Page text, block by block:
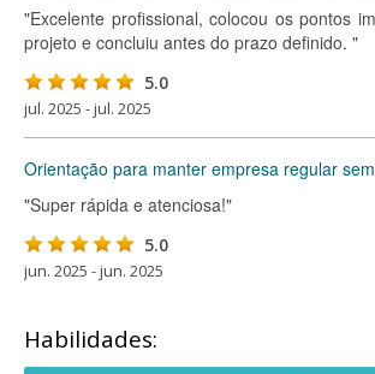
"Excelente profissional, colocou os pontos
projeto e concluiu antes do prazo definido. "
5.0
jul. 2025 - jul. 2025
Orientação para manter empresa regular
"Super rápida e atenciosa!"
5.0
jun. 2025 - jun. 2025
Habilidades: